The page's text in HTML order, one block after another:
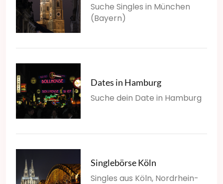
Suche Singles in München
(Bayern)
Dates in Hamburg
Suche dein Date in Hamburg
Singlebörse Köln
Singles aus Köln, Nordrhein-